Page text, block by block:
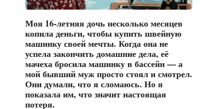
Моя 16-летняя дочь несколько месяцев
копила деньги, чтобы купить швейную
машинку своей мечты. Когда она не
успела закончить домашние дела, её
мачеха бросила машинку в бассейн — а
мой бывший муж просто стоял и смотрел.
Они думали, что я сломаюсь. Но я
показала им, что значит настоящая
потеря.